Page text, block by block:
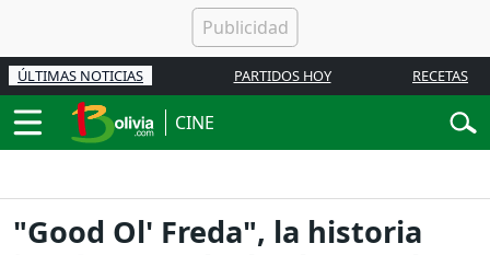
ÚLTIMAS NOTICIAS PARTIDOS HOY RECETAS
CINE
"Good Ol' Freda", la historia